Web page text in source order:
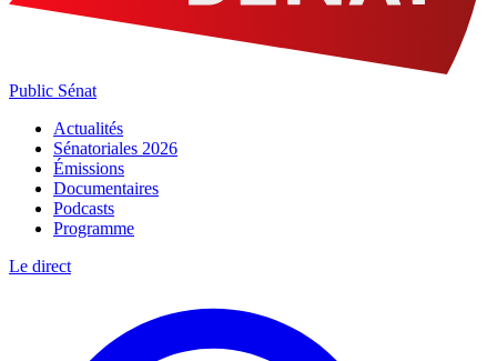
Public Sénat
Actualités
Sénatoriales 2026
Émissions
Documentaires
Podcasts
Programme
Le direct